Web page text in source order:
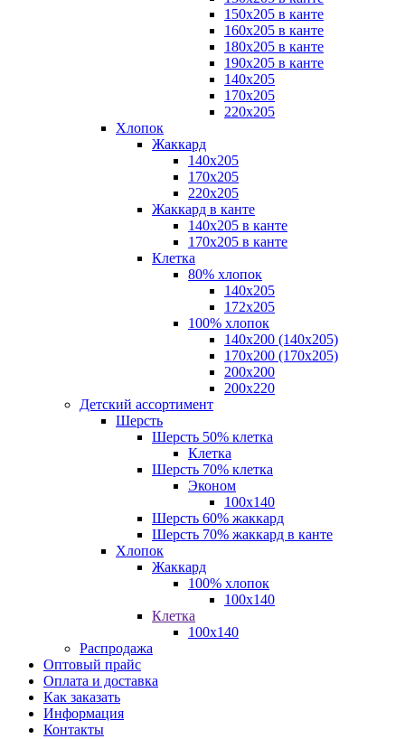
150х205 в канте
160х205 в канте
180х205 в канте
190х205 в канте
140х205
170х205
220х205
Хлопок
Жаккард
140x205
170х205
220х205
Жаккард в канте
140х205 в канте
170х205 в канте
Клетка
80% хлопок
140x205
172х205
100% хлопок
140x200 (140х205)
170x200 (170х205)
200х200
200х220
Детский ассортимент
Шерсть
Шерсть 50% клетка
Клетка
Шерсть 70% клетка
Эконом
100x140
Шерсть 60% жаккард
Шерсть 70% жаккард в канте
Хлопок
Жаккард
100% хлопок
100x140
Клетка
100х140
Распродажа
Оптовый прайс
Оплата и доставка
Как заказать
Информация
Контакты